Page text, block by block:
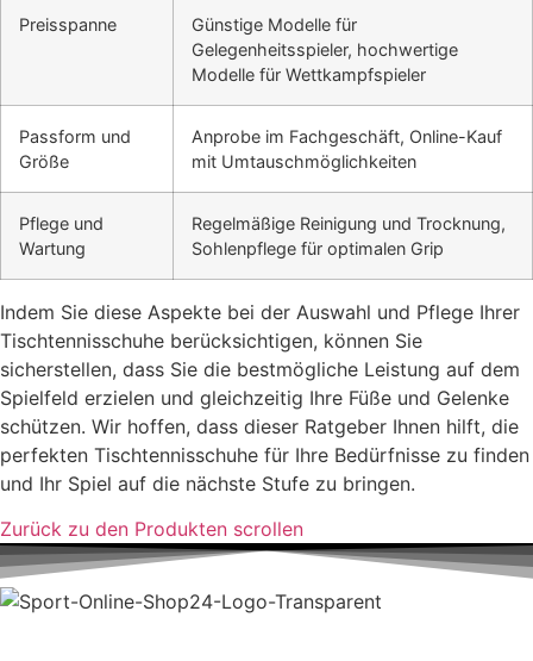
Preisspanne
Günstige Modelle für
Gelegenheitsspieler, hochwertige
Modelle für Wettkampfspieler
Passform und
Größe
Anprobe im Fachgeschäft, Online-Kauf
mit Umtauschmöglichkeiten
Pflege und
Wartung
Regelmäßige Reinigung und Trocknung,
Sohlenpflege für optimalen Grip
Indem Sie diese Aspekte bei der Auswahl und Pflege Ihrer
Tischtennisschuhe berücksichtigen, können Sie
sicherstellen, dass Sie die bestmögliche Leistung auf dem
Spielfeld erzielen und gleichzeitig Ihre Füße und Gelenke
schützen. Wir hoffen, dass dieser Ratgeber Ihnen hilft, die
perfekten Tischtennisschuhe für Ihre Bedürfnisse zu finden
und Ihr Spiel auf die nächste Stufe zu bringen.
Zurück zu den Produkten scrollen